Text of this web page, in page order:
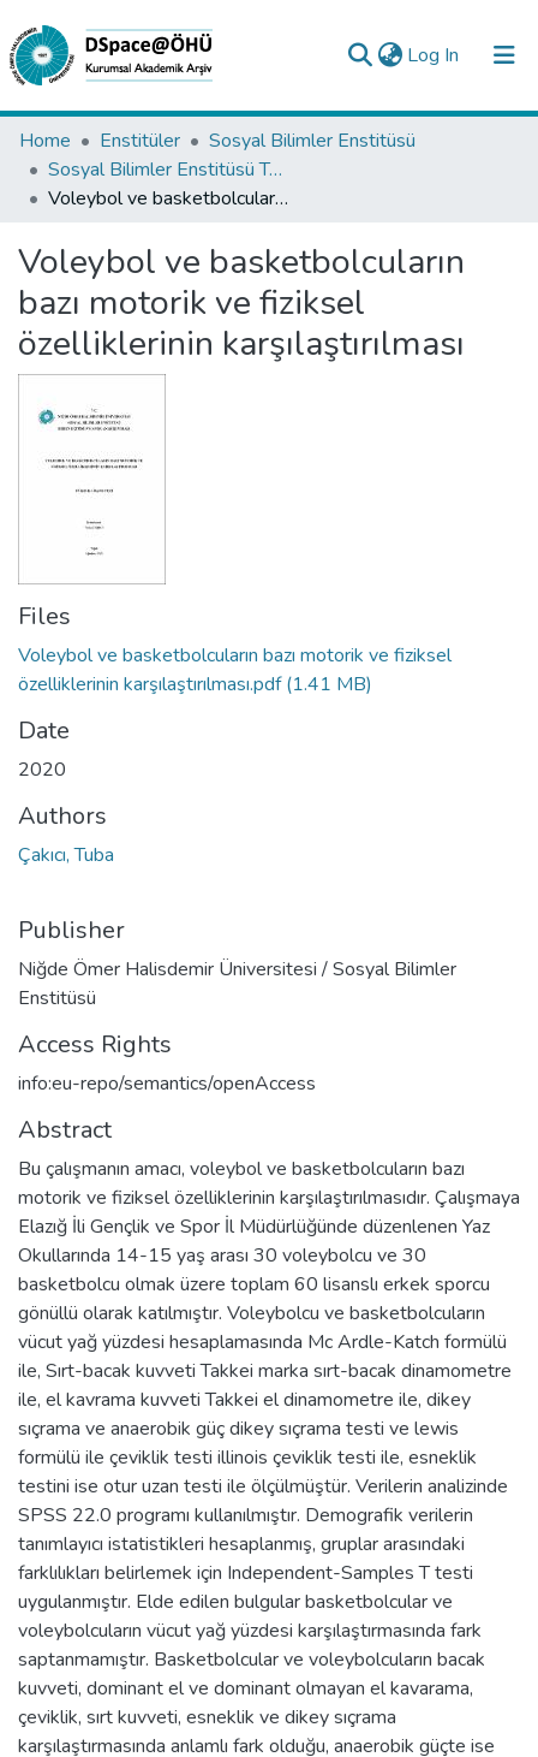
Log In (current)
Collections
All of DSpace
Analyze
Request/Question
Home Enstitüler
Sosyal Bilimler Enstitüsü
Sosyal Bilimler Enstitüsü Tez Koleksiyonu
Voleybol ve basketbolcuların bazı motorik ve fiziksel özelliklerinin karşılaştırılması
Voleybol ve basketbolcuların
bazı motorik ve fiziksel
özelliklerinin karşılaştırılması
Files
Voleybol ve basketbolcuların bazı motorik ve fiziksel
özelliklerinin karşılaştırılması.pdf(1.41 MB)
Date
2020
Authors
Çakıcı, Tuba
Publisher
Niğde Ömer Halisdemir Üniversitesi / Sosyal Bilimler
Enstitüsü
Access Rights
info:eu-repo/semantics/openAccess
Abstract
Bu çalışmanın amacı, voleybol ve basketbolcuların bazı
motorik ve fiziksel özelliklerinin karşılaştırılmasıdır. Çalışmaya
Elazığ İli Gençlik ve Spor İl Müdürlüğünde düzenlenen Yaz
Okullarında 14-15 yaş arası 30 voleybolcu ve 30
basketbolcu olmak üzere toplam 60 lisanslı erkek sporcu
gönüllü olarak katılmıştır. Voleybolcu ve basketbolcuların
vücut yağ yüzdesi hesaplamasında Mc Ardle-Katch formülü
ile, Sırt-bacak kuvveti Takkei marka sırt-bacak dinamometre
ile, el kavrama kuvveti Takkei el dinamometre ile, dikey
sıçrama ve anaerobik güç dikey sıçrama testi ve lewis
formülü ile çeviklik testi illinois çeviklik testi ile, esneklik
testini ise otur uzan testi ile ölçülmüştür. Verilerin analizinde
SPSS 22.0 programı kullanılmıştır. Demografik verilerin
tanımlayıcı istatistikleri hesaplanmış, gruplar arasındaki
farklılıkları belirlemek için Independent-Samples T testi
uygulanmıştır. Elde edilen bulgular basketbolcular ve
voleybolcuların vücut yağ yüzdesi karşılaştırmasında fark
saptanmamıştır. Basketbolcular ve voleybolcuların bacak
kuvveti, dominant el ve dominant olmayan el kavarama,
çeviklik, sırt kuvveti, esneklik ve dikey sıçrama
karşılaştırmasında anlamlı fark olduğu, anaerobik güçte ise